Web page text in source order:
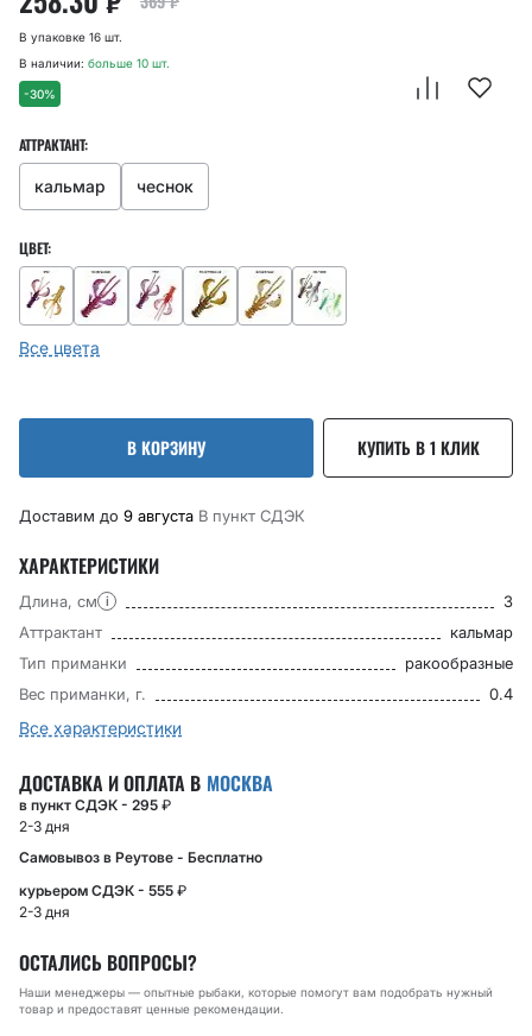
-30%
В упаковке 16 шт.
В наличии: больше 10 шт.
АТТРАКТАНТ:
кальмар чеснок
ЦВЕТ:
Все цвета
В КОРЗИНУ КУПИТЬ В 1 КЛИК
Доставим до 9 августа В пункт CДЭК
ХАРАКТЕРИСТИКИ
Длина, см i
3
Аттрактант
кальмар
Тип приманки
ракообразные
Вес приманки, г.
0.4
Все характеристики
ДОСТАВКА И ОПЛАТА В МОСКВА
в пункт СДЭК - 295 ₽
2-3 дня
Самовывоз в Реутове - Бесплатно
курьером СДЭК - 555 ₽
2-3 дня
ОСТАЛИСЬ ВОПРОСЫ?
Наши менеджеры — опытные рыбаки, которые помогут вам подобрать нужный
товар и предоставят ценные рекомендации.